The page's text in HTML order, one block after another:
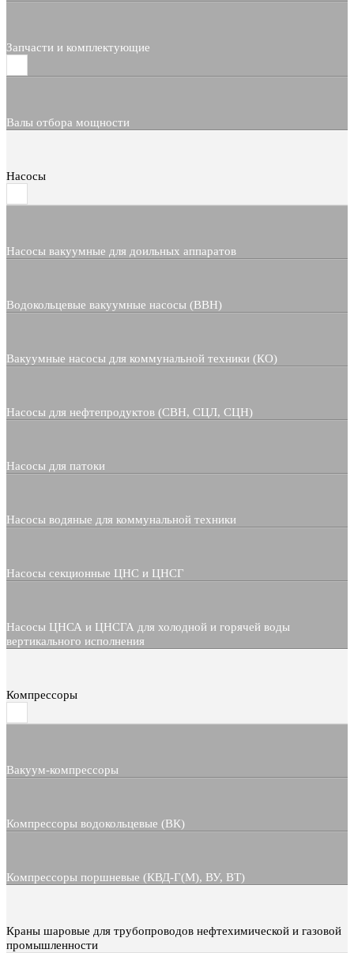
Запчасти и комплектующие
Валы отбора мощности
Насосы
Насосы вакуумные для доильных аппаратов
Водокольцевые вакуумные насосы (ВВН)
Вакуумные насосы для коммунальной техники (КО)
Насосы для нефтепродуктов (СВН, СЦЛ, СЦН)
Насосы для патоки
Насосы водяные для коммунальной техники
Насосы секционные ЦНС и ЦНСГ
Насосы ЦНСА и ЦНСГА для холодной и горячей воды
вертикального исполнения
Компрессоры
Вакуум-компрессоры
Компрессоры водокольцевые (ВК)
Компрессоры поршневые (КВД-Г(М), ВУ, ВТ)
Краны шаровые для трубопроводов нефтехимической и газовой
промышленности